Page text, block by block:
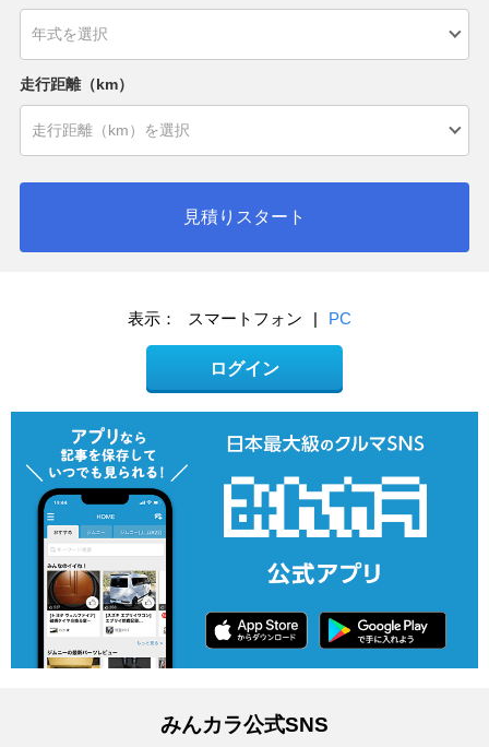
走行距離（km）
見積りスタート
表示： スマートフォン | PC
ログイン
みんカラ公式SNS